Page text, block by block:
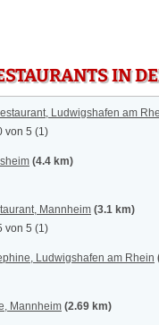
IN
Ludwigshafen am
von 5 (1)
(4.4 km)
Mannheim (3.1 km)
von 5 (1)
Ludwigshafen am Rhein
Mannheim (2.69 km)